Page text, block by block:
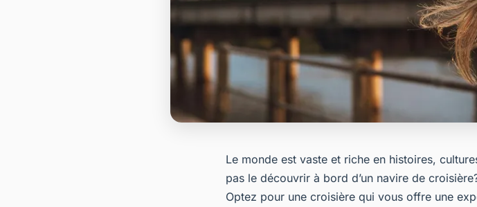
Le monde est vaste et riche en histoires,
pas le découvrir à bord d’un navire de
Optez pour une croisière qui vous offre une